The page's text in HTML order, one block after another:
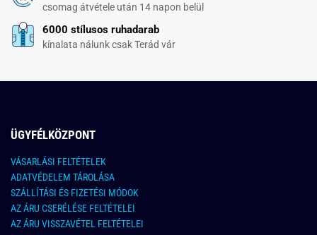
csomag átvétele után 14 napon belül
6000 stílusos ruhadarab
kínalata nálunk csak Terád vár
ÜGYFÉLKÖZPONT
VÁSARLÁSI FELTÉTELEK
ADATVÉDELEM TÁROLÁSA
SZÁLLÍTÁSI ÉS FIZETÉSI MÓDOK
AZ ÁRU CSERÉLÉSE FELTÉTELEI
AZ ÁRU VISSZAVÉTEL FELTÉTELEI